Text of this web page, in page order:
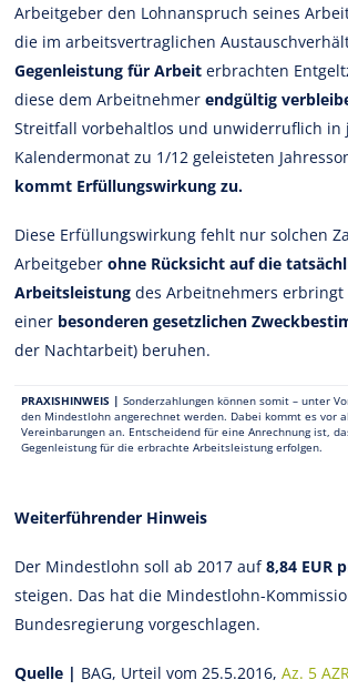
Arbeitgeber den Lohnanspruch seines
die im arbeitsvertraglichen
Gegenleistung für Arbeit erbrachten
diese dem Arbeitnehmerendgültig
Streitfall vorbehaltlos und unwiderruflich in
Kalendermonat zu 1/12 geleisteten
kommt Erfüllungswirkung zu.
Diese Erfüllungswirkung fehlt nur solchen
Arbeitgeberohne Rücksicht auf die
Arbeitsleistung des Arbeitnehmers
einer besonderen gesetzlichen
der Nachtarbeit) beruhen.
PRAXISHINWEIS |Sonderzahlungen können somit – unter
den Mindestlohn angerechnet werden. Dabei kommt es vor
Vereinbarungen an. Entscheidend für eine Anrechnung ist,
Gegenleistung für die erbrachte Arbeitsleistung erfolgen.
Weiterführender Hinweis
Der Mindestlohn soll ab 2017 auf8,84 EUR
steigen. Das hat die Mindestlohn-
Bundesregierung vorgeschlagen.
Quelle | BAG, Urteil vom 25.5.2016,Az. 5